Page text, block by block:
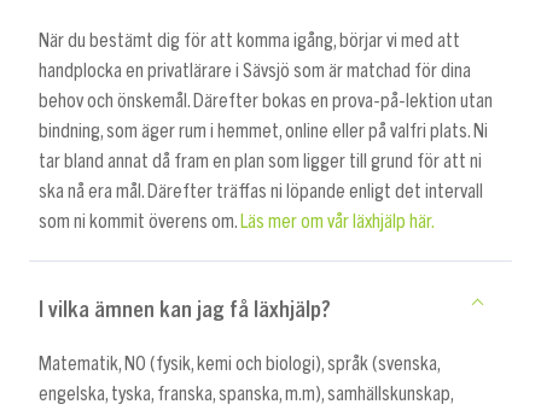
När du bestämt dig för att komma igång, börjar vi med att
handplocka en privatlärare i Sävsjö som är matchad för dina
behov och önskemål. Därefter bokas en prova-på-lektion utan
bindning, som äger rum i hemmet, online eller på valfri plats. Ni
tar bland annat då fram en plan som ligger till grund för att ni
ska nå era mål. Därefter träffas ni löpande enligt det intervall
som ni kommit överens om. Läs mer om vår läxhjälp här.
I vilka ämnen kan jag få läxhjälp?
Matematik, NO (fysik, kemi och biologi), språk (svenska,
engelska, tyska, franska, spanska, m.m), samhällskunskap,